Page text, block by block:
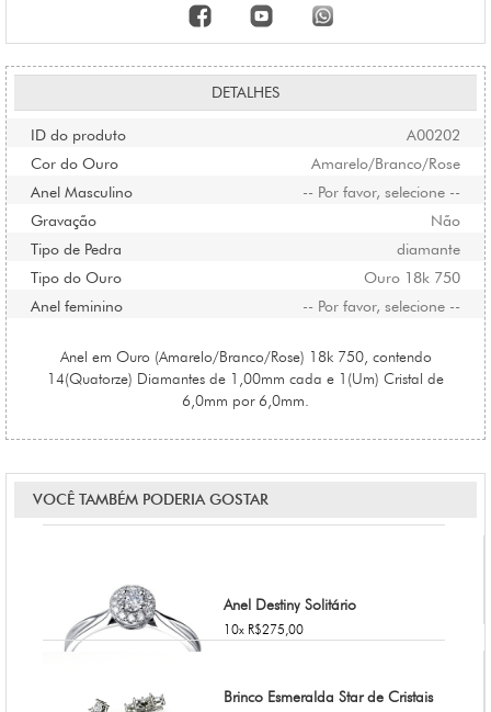
DETALHES
ID do produto A00202
Cor do Ouro Amarelo/Branco/Rose
Anel Masculino -- Por favor, selecione --
Gravação Não
Tipo de Pedra diamante
Tipo do Ouro Ouro 18k 750
Anel feminino -- Por favor, selecione --
Anel em Ouro (Amarelo/Branco/Rose) 18k 750, contendo
14(Quatorze) Diamantes de 1,00mm cada e 1(Um) Cristal de
6,0mm por 6,0mm.
VOCÊ TAMBÉM PODERIA GOSTAR
Anel Destiny Solitário
10x R$275,00
Brinco Esmeralda Star de Cristais